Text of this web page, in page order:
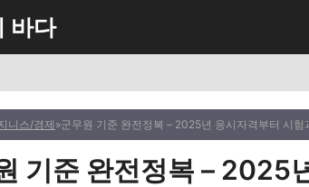
바다
니스/경제 »군무원 기준 완전정복 – 2025년 응시자격부터 시험
기준 완전정복 – 2025